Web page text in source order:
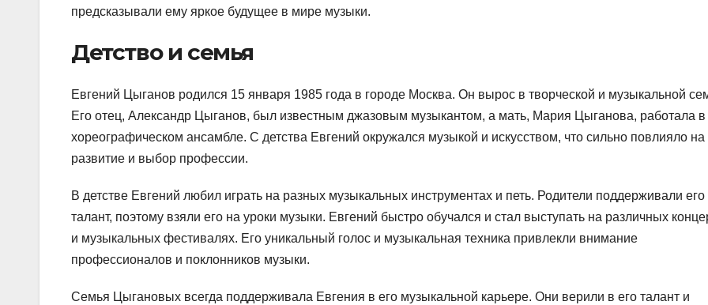
предсказывали ему яркое будущее в мире музыки.
Детство и семья
Евгений Цыганов родился 15 января 1985 года в городе Москва. Он вырос в творческой и музыкальной
Его отец, Александр Цыганов, был известным джазовым музыкантом, а мать, Мария Цыганова, работала в
хореографическом ансамбле. С детства Евгений окружался музыкой и искусством, что сильно повлияло на
развитие и выбор профессии.
В детстве Евгений любил играть на разных музыкальных инструментах и петь. Родители поддерживали его
талант, поэтому взяли его на уроки музыки. Евгений быстро обучался и стал выступать на различных
и музыкальных фестивалях. Его уникальный голос и музыкальная техника привлекли внимание
профессионалов и поклонников музыки.
Семья Цыгановых всегда поддерживала Евгения в его музыкальной карьере. Они верили в его талант и